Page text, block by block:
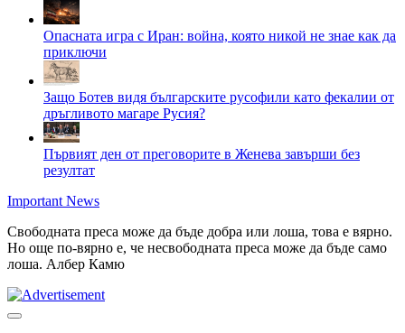
Опасната игра с Иран: война, която никой не знае как да
приключи
Защо Ботев видя българските русофили като фекалии от
дръгливото магаре Русия?
Първият ден от преговорите в Женева завърши без
резултат
Important News
Свободната преса може да бъде добра или лоша, това е вярно.
Но още по-вярно е, че несвободната преса може да бъде само
лоша. Албер Камю